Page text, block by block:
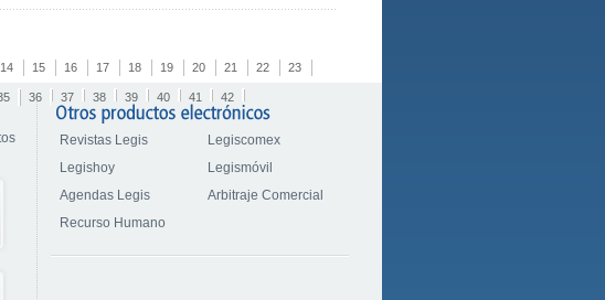
14 15 16 17 18 19 20 21 22 23
36 37 38 39 40 41 42
Revistas Legis
Legiscomex
Legishoy
Legismóvil
Agendas Legis
Arbitraje Comercial
Recurso Humano